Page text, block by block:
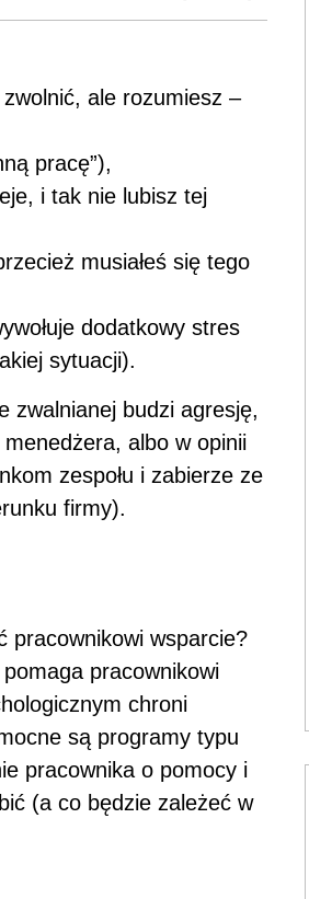
zwolnić, ale rozumiesz –
pracę”),
i tak nie lubisz tej
musiałeś się tego
dodatkowy stres
sytuacji).
zwalnianej budzi agresję,
albo w opinii
zespołu i zabierze ze
firmy).
pracownikowi wsparcie?
pracownikowi
chroni
są programy typu
pracownika o pomocy i
(a co będzie zależeć w